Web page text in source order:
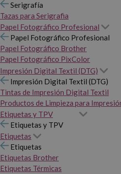
Serigrafía
Tazas para Serigrafia
Papel Fotográfico Profesional
Papel Fotográfico Profesional
Papel Fotográfico Brother
Papel Fotográfico PixColor
Impresión Digital Textil (DTG)
Impresión Digital Textil (DTG)
Tintas de Impresión Digital Textil
Productos de Limpieza para
Etiquetas y TPV
Etiquetas y TPV
Etiquetas
Etiquetas
Etiquetas Brother
Etiquetas Térmicas